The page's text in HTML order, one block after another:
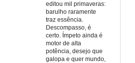
editou mil primaveras:
barulho raramente
traz essência.
Descompasso, é
certo. Ímpeto ainda é
motor de alta
potência, desejo que
galopa e quer mundo,